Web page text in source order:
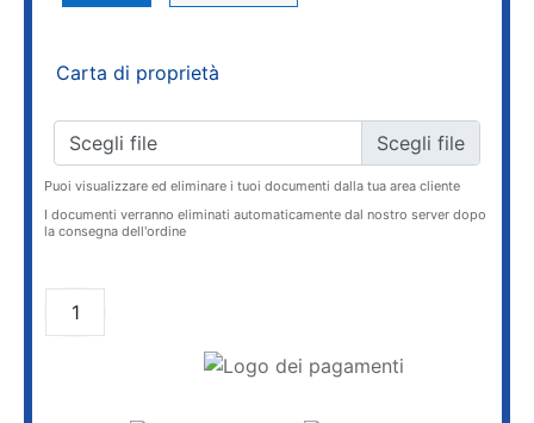
Carta di proprietà
Scegli file
Puoi visualizzare ed eliminare i tuoi documenti dalla tua area cliente
I documenti verranno eliminati automaticamente dal nostro server dopo
la consegna dell'ordine